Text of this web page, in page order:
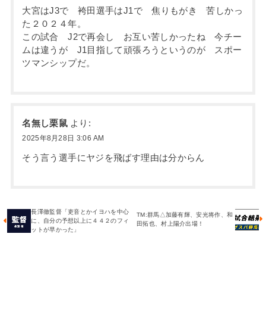
大宮はJ3で 袴田選手はJ1で 焦りもがき 苦しかっ
た２０２４年。
この試合 J2で再会し お互い苦しかったね 今チー
ムは違うが J1目指して頑張ろうというのが スポー
ツマンシップだ。
名無し栗鼠 より:
2025年8月28日 3:06 AM
そう言う選手にヤジを飛ばす理由は分からん
長澤徹監督「吏音とかイヨハを中心
に、自分の予想以上に４４２のフィ
ットが早かった」
TM:群馬△加藤有輝、安光将作、和
田拓也、村上陽介出場！